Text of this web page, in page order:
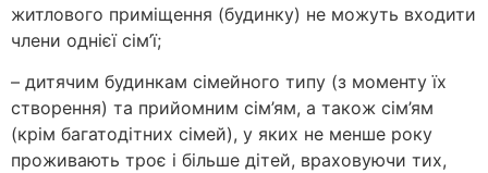
житлового приміщення (будинку) не можуть входити
члени однієї сім’ї;
– дитячим будинкам сімейного типу (з моменту їх
створення) та прийомним сім’ям, а також сім’ям
(крім багатодітних сімей), у яких не менше року
проживають троє і більше дітей, враховуючи тих,